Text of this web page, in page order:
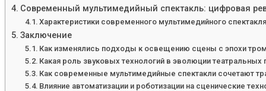
Современный мультимедийный спектакль: цифровая
Характеристики современного мультимедийного
Заключение
Как изменялись подходы к освещению сцены с эпохи
Какая роль звуковых технологий в эволюции театральных
Как современные мультимедийные спектакли сочетают
Влияние автоматизации и роботизации на сценические